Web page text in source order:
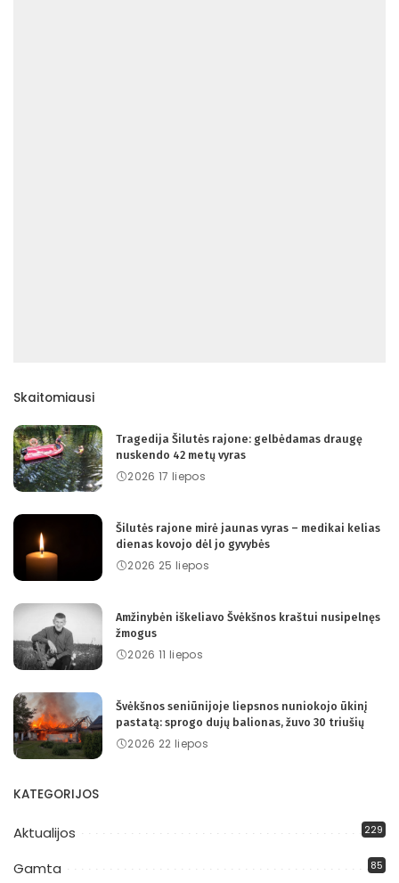
Skaitomiausi
Tragedija Šilutės rajone: gelbėdamas draugę
nuskendo 42 metų vyras
2026 17 liepos
Šilutės rajone mirė jaunas vyras – medikai kelias
dienas kovojo dėl jo gyvybės
2026 25 liepos
Amžinybėn iškeliavo Švėkšnos kraštui nusipelnęs
žmogus
2026 11 liepos
Švėkšnos seniūnijoje liepsnos nuniokojo ūkinį
pastatą: sprogo dujų balionas, žuvo 30 triušių
2026 22 liepos
KATEGORIJOS
Aktualijos 229
Gamta 85